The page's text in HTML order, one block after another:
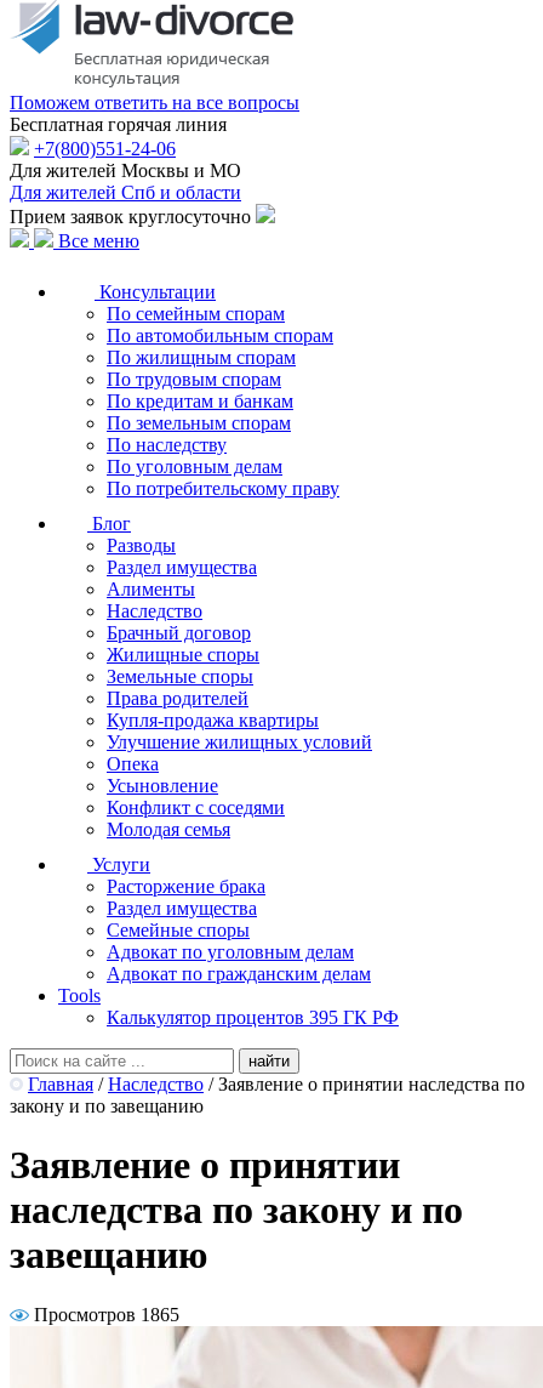
Поможем ответить на все вопросы
Бесплатная горячая линия
+7(800)551-24-06
Для жителей Москвы и МО
Для жителей Спб и области
Прием заявок круглосуточно
Все меню
Консультации
По семейным спорам
По автомобильным спорам
По жилищным спорам
По трудовым спорам
По кредитам и банкам
По земельным спорам
По наследству
По уголовным делам
По потребительскому праву
Блог
Разводы
Раздел имущества
Алименты
Наследство
Брачный договор
Жилищные споры
Земельные споры
Права родителей
Купля-продажа квартиры
Улучшение жилищных условий
Опека
Усыновление
Конфликт с соседями
Молодая семья
Услуги
Расторжение брака
Раздел имущества
Семейные споры
Адвокат по уголовным делам
Адвокат по гражданским делам
Tools
Калькулятор процентов 395 ГК РФ
Главная / Наследство / Заявление о принятии наследства по
закону и по завещанию
Заявление о принятии
наследства по закону и по
завещанию
Просмотров 1865